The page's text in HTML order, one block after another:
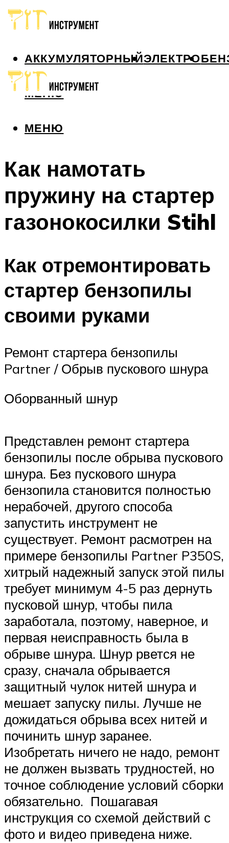
АККУМУЛЯТОРНЫЙЭЛЕКТРО
МЕНЮ
МЕНЮ
Как намотать
пружину на стартер
газонокосилки Stihl
Как отремонтировать
стартер бензопилы
своими руками
Ремонт стартера бензопилы
Partner / Обрыв пускового шнура
Оборванный шнур
Представлен ремонт стартера
бензопилы после обрыва пускового
шнура. Без пускового шнура
бензопила становится полностью
нерабочей, другого способа
запустить инструмент не
существует. Ремонт расмотрен на
примере бензопилы Partner P350S,
хитрый надежный запуск этой пилы
требует минимум 4-5 раз дернуть
пусковой шнур, чтобы пила
заработала, поэтому, наверное, и
первая неисправность была в
обрыве шнура. Шнур рвется не
сразу, сначала обрывается
защитный чулок нитей шнура и
мешает запуску пилы. Лучше не
дожидаться обрыва всех нитей и
починить шнур заранее.
Изобретать ничего не надо, ремонт
не должен вызвать трудностей, но
точное соблюдение условий сборки
обязательно. Пошагавая
инструкция со схемой действий с
фото и видео приведена ниже.